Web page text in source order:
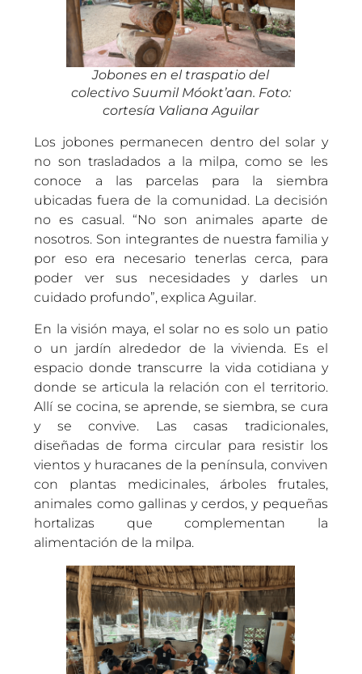
Jobones en el traspatio del
colectivo Suumil Móokt’aan. Foto:
cortesía Valiana Aguilar
Los jobones permanecen dentro del solar y
no son trasladados a la milpa, como se les
conoce a las parcelas para la siembra
ubicadas fuera de la comunidad. La decisión
no es casual. “No son animales aparte de
nosotros. Son integrantes de nuestra familia y
por eso era necesario tenerlas cerca, para
poder ver sus necesidades y darles un
cuidado profundo”, explica Aguilar.
En la visión maya, el solar no es solo un patio
o un jardín alrededor de la vivienda. Es el
espacio donde transcurre la vida cotidiana y
donde se articula la relación con el territorio.
Allí se cocina, se aprende, se siembra, se cura
y se convive. Las casas tradicionales,
diseñadas de forma circular para resistir los
vientos y huracanes de la península, conviven
con plantas medicinales, árboles frutales,
animales como gallinas y cerdos, y pequeñas
hortalizas que complementan la
alimentación de la milpa.